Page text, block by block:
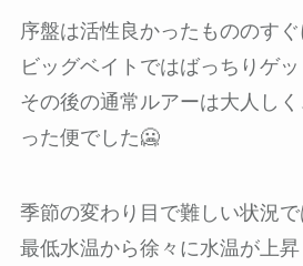
序盤は活性良かったもののすぐ
ビッグベイトではばっちりゲッ
その後の通常ルアーは大人し
った便でした🥶
季節の変わり目で難しい状況で
最低水温から徐々に水温が上